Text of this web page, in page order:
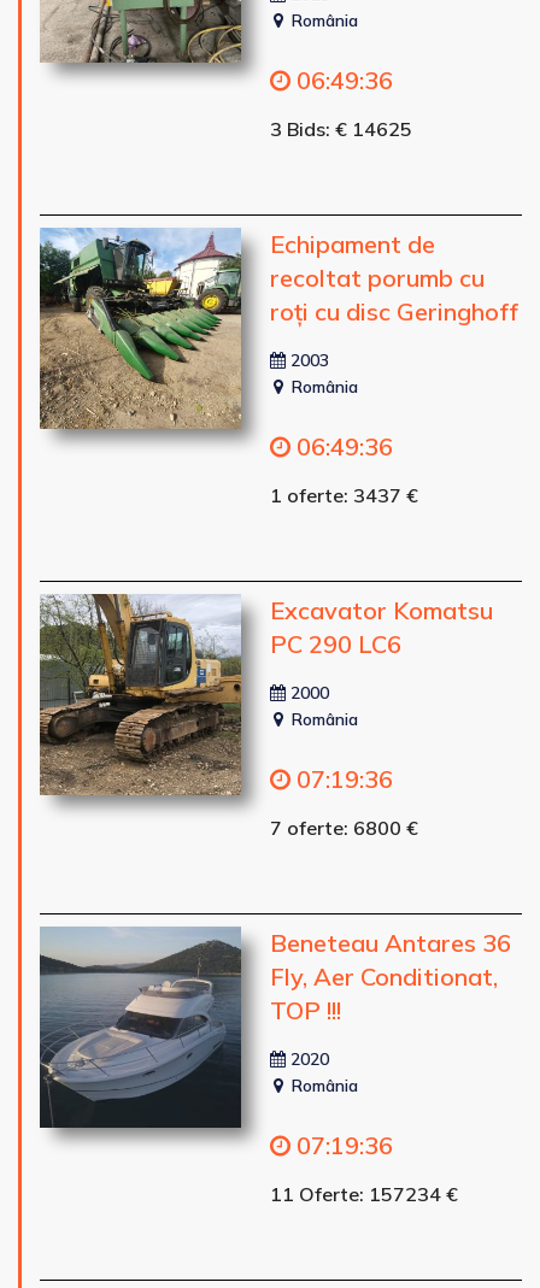
România
06:49:34
3 Bids: € 14625
Echipament de
recoltat porumb cu
roți cu disc Geringhoff
2003
România
06:49:34
1 oferte: 3437 €
Excavator Komatsu
PC 290 LC6
2000
România
07:19:34
7 oferte: 6800 €
Beneteau Antares 36
Fly, Aer Conditionat,
TOP !!!
2020
România
07:19:34
11 Oferte: 157234 €